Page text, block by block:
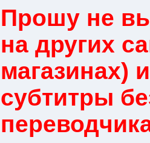
Прошу не
на других
магазинах)
субтитры